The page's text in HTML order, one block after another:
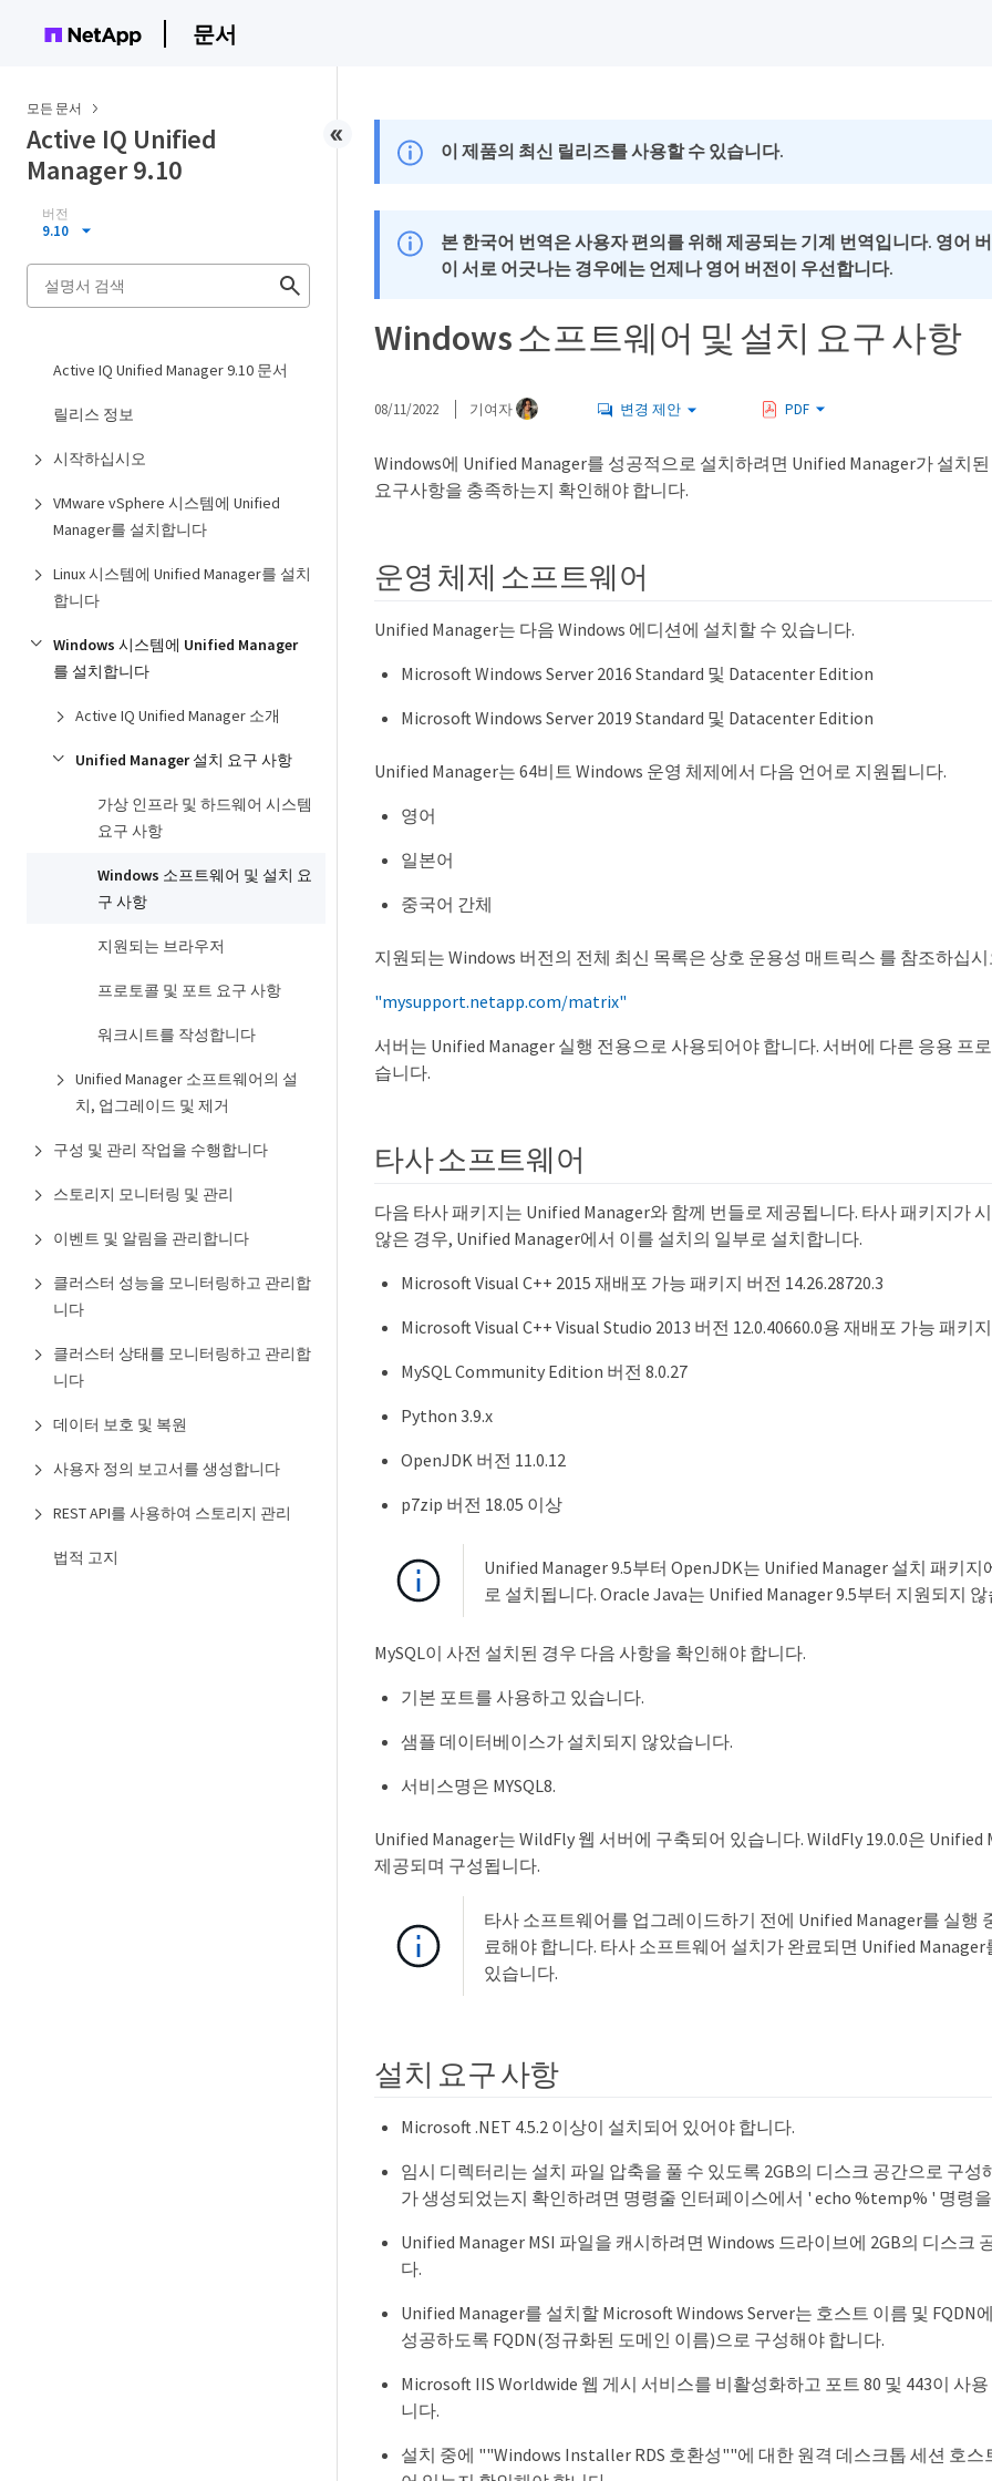
문서
모든 문서
Active IQ Unified
Manager 9.10
버전
9.10
Active IQ Unified Manager 9.10 문서
릴리스 정보
시작하십시오
VMware vSphere 시스템에 Unified
Manager를 설치합니다
Linux 시스템에 Unified Manager를 설치
합니다
Windows 시스템에 Unified Manager
를 설치합니다
Active IQ Unified Manager 소개
Unified Manager 설치 요구 사항
가상 인프라 및 하드웨어 시스템
요구 사항
Windows 소프트웨어 및 설치 요
구 사항
지원되는 브라우저
프로토콜 및 포트 요구 사항
워크시트를 작성합니다
Unified Manager 소프트웨어의 설
치, 업그레이드 및 제거
구성 및 관리 작업을 수행합니다
스토리지 모니터링 및 관리
이벤트 및 알림을 관리합니다
클러스터 성능을 모니터링하고 관리합
니다
클러스터 상태를 모니터링하고 관리합
니다
데이터 보호 및 복원
사용자 정의 보고서를 생성합니다
REST API를 사용하여 스토리지 관리
법적 고지
이 제품의 최신 릴리즈를 사용할 수 있습니다.
본 한국어 번역은 사용자 편의를 위해 제공되는 기계 번역입니다. 영어
이 서로 어긋나는 경우에는 언제나 영어 버전이 우선합니다.
Windows 소프트웨어 및 설치 요구 사항
08/11/2022 기여자 변경 제안 PDF
Windows에 Unified Manager를 성공적으로 설치하려면 Unified Manager가 설치
요구사항을 충족하는지 확인해야 합니다.
운영 체제 소프트웨어
Unified Manager는 다음 Windows 에디션에 설치할 수 있습니다.
Microsoft Windows Server 2016 Standard 및 Datacenter Edition
Microsoft Windows Server 2019 Standard 및 Datacenter Edition
Unified Manager는 64비트 Windows 운영 체제에서 다음 언어로 지원됩니다.
영어
일본어
중국어 간체
지원되는 Windows 버전의 전체 최신 목록은 상호 운용성 매트릭스 를 참조하십시
"mysupport.netapp.com/matrix"
서버는 Unified Manager 실행 전용으로 사용되어야 합니다. 서버에 다른 응용 프
습니다.
타사 소프트웨어
다음 타사 패키지는 Unified Manager와 함께 번들로 제공됩니다. 타사 패키지가
않은 경우, Unified Manager에서 이를 설치의 일부로 설치합니다.
Microsoft Visual C++ 2015 재배포 가능 패키지 버전 14.26.28720.3
Microsoft Visual C++ Visual Studio 2013 버전 12.0.40660.0용 재배포 가능 패키지
MySQL Community Edition 버전 8.0.27
Python 3.9.x
OpenJDK 버전 11.0.12
p7zip 버전 18.05 이상
Unified Manager 9.5부터 OpenJDK는 Unified Manager 설치 패키
로 설치됩니다. Oracle Java는 Unified Manager 9.5부터 지원되지
MySQL이 사전 설치된 경우 다음 사항을 확인해야 합니다.
기본 포트를 사용하고 있습니다.
샘플 데이터베이스가 설치되지 않았습니다.
서비스명은 MYSQL8.
Unified Manager는 WildFly 웹 서버에 구축되어 있습니다. WildFly 19.0.0은
제공되며 구성됩니다.
타사 소프트웨어를 업그레이드하기 전에 Unified Manager를 실행
료해야 합니다. 타사 소프트웨어 설치가 완료되면 Unified
있습니다.
설치 요구 사항
Microsoft .NET 4.5.2 이상이 설치되어 있어야 합니다.
임시 디렉터리는 설치 파일 압축을 풀 수 있도록 2GB의 디스크 공간으로 구성
가 생성되었는지 확인하려면 명령줄 인터페이스에서 ' echo %temp% ' 명령
Unified Manager MSI 파일을 캐시하려면 Windows 드라이브에 2GB의 디스크
다.
Unified Manager를 설치할 Microsoft Windows Server는 호스트 이름 및 FQDN
성공하도록 FQDN(정규화된 도메인 이름)으로 구성해야 합니다.
Microsoft IIS Worldwide 웹 게시 서비스를 비활성화하고 포트 80 및 443이 사
니다.
설치 중에 ""Windows Installer RDS 호환성""에 대한 원격 데스크톱 세션 호